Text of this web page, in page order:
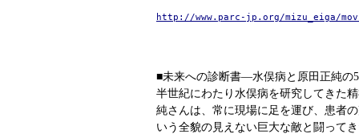
http://www.parc-jp.org/mizu_eiga/
■未来への診断書―水俣病と原田正純の
半世紀にわたり水俣病を研究してきた
純さんは、常に現場に足を運び、患者
いう全貌の見えない巨大な敵と闘って